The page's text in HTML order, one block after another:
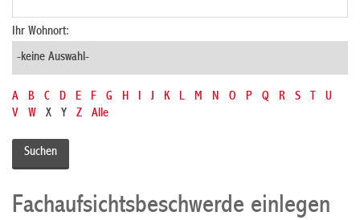
Ihr Wohnort:
A B C D E F G H I J K L M N O P Q R S T
U
V
W X Y Z Alle
Fachaufsichtsbeschwerde einlegen